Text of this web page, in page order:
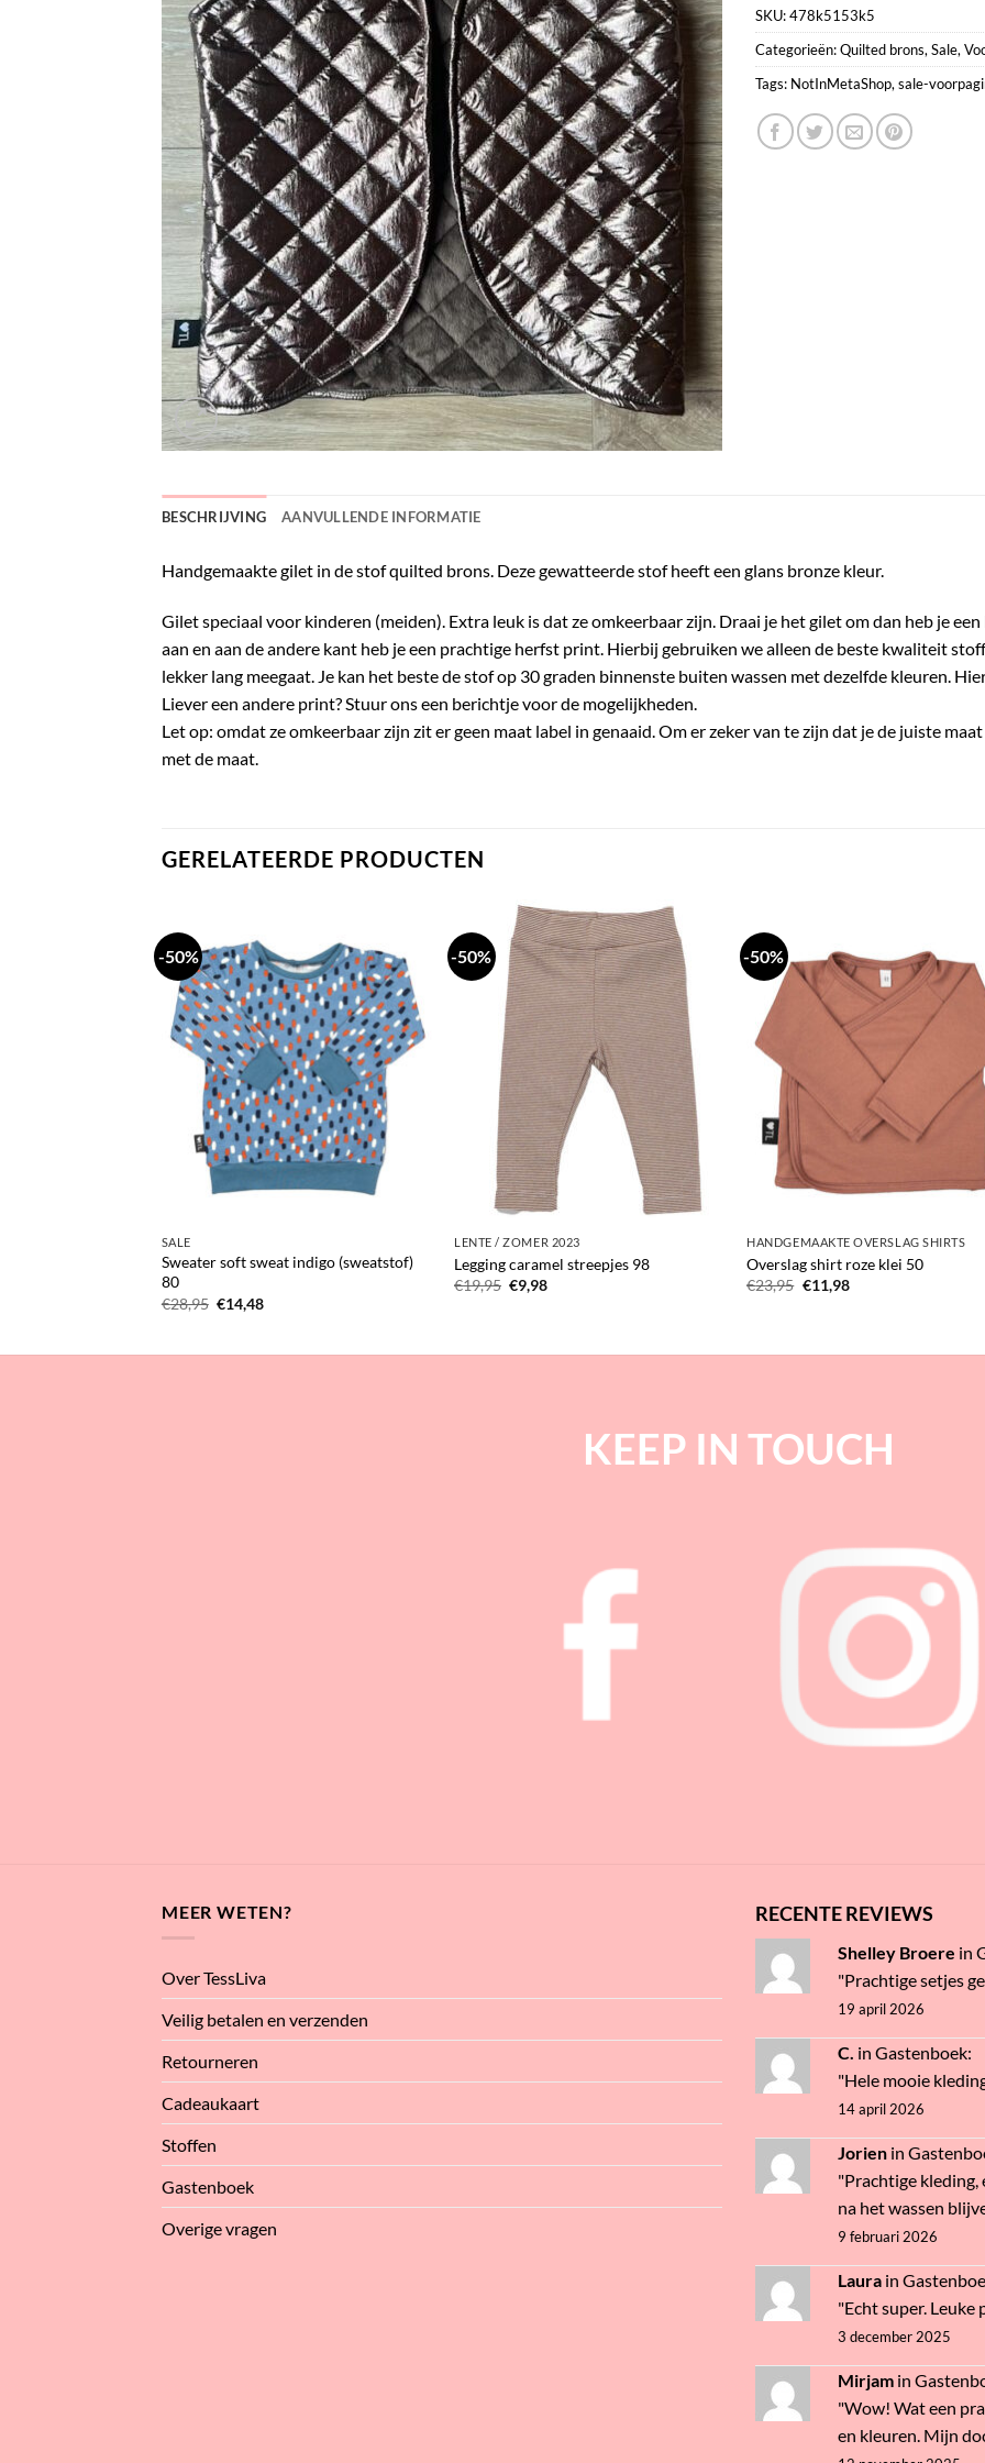
SKU:478k5153k5
Categorieën:Quilted brons, Sale,
Tags: NotInMetaShop, sale-
BESCHRIJVING AANVULLENDE INFORMATIE
Handgemaakte gilet in de stof quilted brons. Deze gewatteerde stof heeft een glans bronze kleur.
Gilet speciaal voor kinderen (meiden). Extra leuk is dat ze omkeerbaar zijn. Draai je het gilet om dan heb je
aan en aan de andere kant heb je een prachtige herfst print. Hierbij gebruiken we alleen de beste kwaliteit
lekker lang meegaat. Je kan het beste de stof op 30 graden binnenste buiten wassen met dezelfde kleuren.
Liever een andere print? Stuur ons een berichtje voor de mogelijkheden.
Let op: omdat ze omkeerbaar zijn zit er geen maat label in genaaid. Om er zeker van te zijn dat je de juiste
met de maat.
GERELATEERDE PRODUCTEN
-50%
SALE
Sweater soft sweat indigo (sweatstof)
80
€28,95 Oorspronkelijke
prijs
€14,48Huidige
-50%
LENTE / ZOMER 2023
Legging caramel streepjes 98
€19,95 Oorspronkelijke
prijs
€9,98Huidige
-50%
HANDGEMAAKTE OVERSLAG SHIRTS
Overslag shirt roze klei 50
€23,95 Oorspronkelijke
prijs
€11,98Huidige
KEEP IN TOUCH
MEER WETEN?
Over TessLiva
Veilig betalen en verzenden
Retourneren
Cadeaukaart
Stoffen
Gastenboek
Overige vragen
RECENTE REVIEWS
Shelley Broere in
"Prachtige setjes
19 april 2026
C. in Gastenboek:
"Hele mooie
14 april 2026
Jorien in
"Prachtige kleding,
na het wassen
9 februari 2026
Laura in
"Echt super.
3 december 2025
Mirjam in
"Wow! Wat een
en kleuren. Mijn